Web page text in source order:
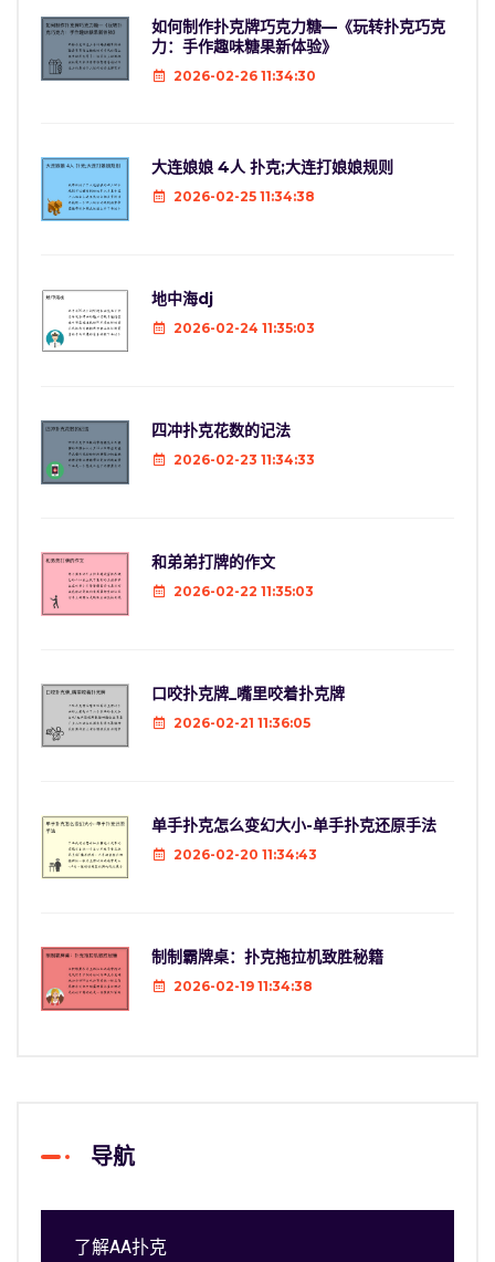
如何制作扑克牌巧克力糖—《玩转扑克巧克
力：手作趣味糖果新体验》
2026-02-26 11:34:30
大连娘娘 4人 扑克;大连打娘娘规则
2026-02-25 11:34:38
地中海dj
2026-02-24 11:35:03
四冲扑克花数的记法
2026-02-23 11:34:33
和弟弟打牌的作文
2026-02-22 11:35:03
口咬扑克牌_嘴里咬着扑克牌
2026-02-21 11:36:05
单手扑克怎么变幻大小-单手扑克还原手法
2026-02-20 11:34:43
制制霸牌桌：扑克拖拉机致胜秘籍
2026-02-19 11:34:38
导航
了解AA扑克